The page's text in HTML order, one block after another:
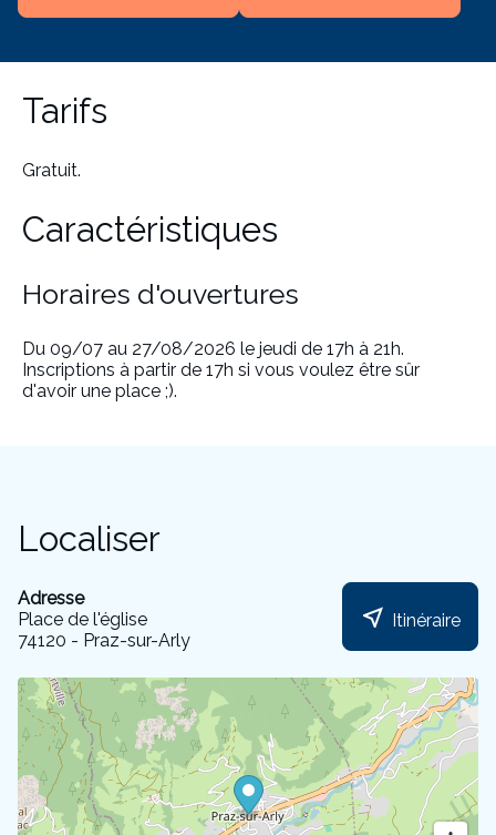
Tarifs
Gratuit.
Caractéristiques
Horaires d'ouvertures
Du 09/07 au 27/08/2026 le jeudi de 17h à 21h.
Inscriptions à partir de 17h si vous voulez être sûr
d'avoir une place ;).
Localiser
Adresse
Place de l'église
74120 - Praz-sur-Arly
near_me Itinéraire